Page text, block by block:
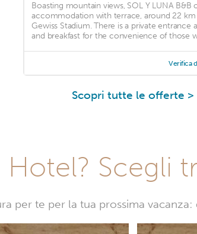
Boasting mountain views, SOL Y LUNA B&B
accommodation with terrace, around 22
Gewiss Stadium. There is a private entrance
and breakfast for the convenience of those
Verifica
Scopri tutte le offerte >
Scegli
per te per la tua prossima